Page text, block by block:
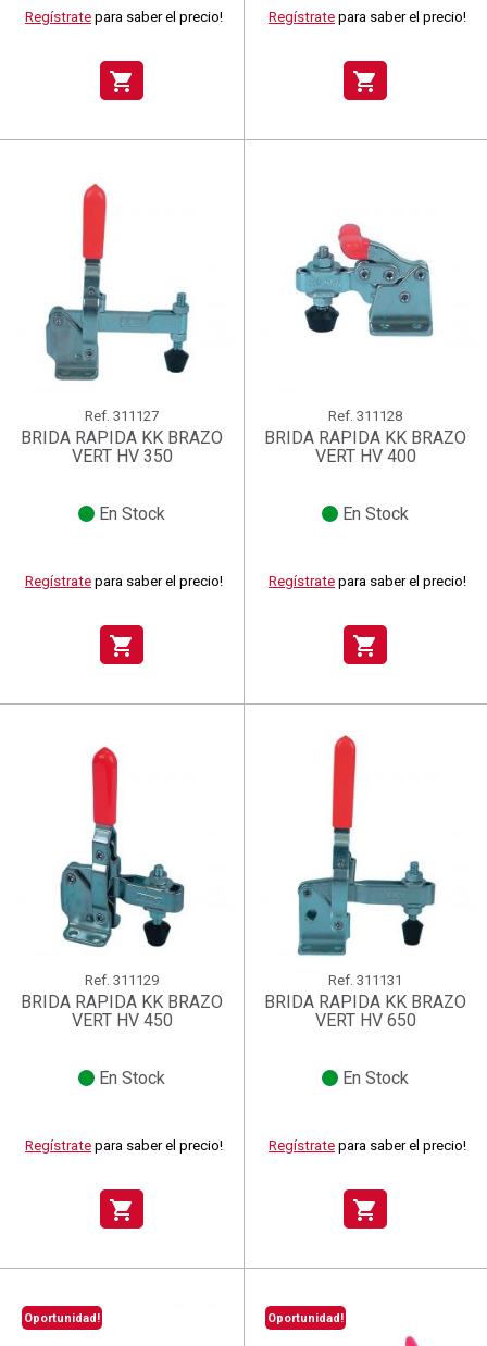
Regístrate para saber el precio!
shopping_cart
Regístrate para saber el precio!
shopping_cart
Ref. 311127
BRIDA RAPIDA KK BRAZO
VERT HV 350
En Stock
Regístrate para saber el precio!
shopping_cart
Ref. 311128
BRIDA RAPIDA KK BRAZO
VERT HV 400
En Stock
Regístrate para saber el precio!
shopping_cart
Ref. 311129
BRIDA RAPIDA KK BRAZO
VERT HV 450
En Stock
Regístrate para saber el precio!
shopping_cart
Ref. 311131
BRIDA RAPIDA KK BRAZO
VERT HV 650
En Stock
Regístrate para saber el precio!
shopping_cart
Oportunidad! Oportunidad!